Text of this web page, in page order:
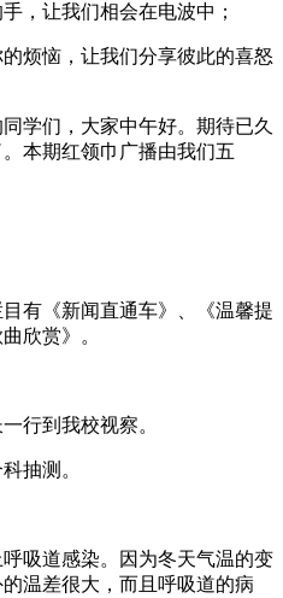
，让我们相会在电波中；
烦恼，让我们分享彼此的喜怒
学们，大家中午好。期待已久
本期红领巾广播由我们五
有《新闻直通车》、《温馨提
欣赏》。
行到我校视察。
抽测。
吸道感染。因为冬天气温的变
温差很大，而且呼吸道的病